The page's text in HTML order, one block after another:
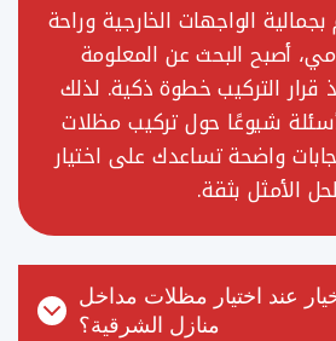
الواجهات الخارجية وراحة
أصبح البحث عن المعلومة
قرار التركيب خطوة ذكية. لذلك
شيوعًا حول تركيب مظلات
واضحة تساعدك على اختيار
الأمثل بثقة.
عند اختيار مظلات مداخل
منازل الشرقية؟